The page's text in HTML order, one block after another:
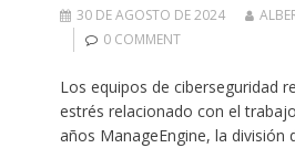
30 DE AGOSTO DE 2024
0 COMMENT
Los equipos de ciberseguridad
estrés relacionado con el
años ManageEngine, la división